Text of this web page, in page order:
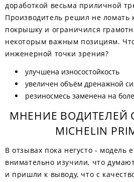
доработкой весьма приличной
Производитель решил не ломать
покрышку и ограничился
некоторым важным позициям.
инженерной точки зрения?
улучшена износостойкость
увеличен объём дренажной
резиносмесь заменена на
МНЕНИЕ ВОДИТЕЛЕЙ
MICHELIN
В отзывах пока негусто -
внимательно изучили, что
и пришли к выводу, что с